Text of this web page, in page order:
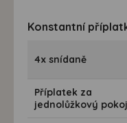
Konstantní
4x snídaně
Příplatek za
jednolůžkový pokoj